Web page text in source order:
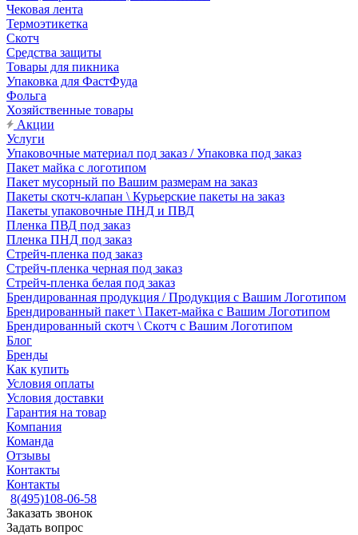
Чековая лента
Термоэтикетка
Скотч
Средства защиты
Товары для пикника
Упаковка для ФастФуда
Фольга
Хозяйственные товары
Акции
Услуги
Упаковочные материал под заказ / Упаковка под заказ
Пакет майка с логотипом
Пакет мусорный по Вашим размерам на заказ
Пакеты скотч-клапан \ Курьерские пакеты на заказ
Пакеты упаковочные ПНД и ПВД
Пленка ПВД под заказ
Пленка ПНД под заказ
Стрейч-пленка под заказ
Стрейч-пленка черная под заказ
Стрейч-пленка белая под заказ
Брендированная продукция / Продукция с Вашим Логотипом
Брендированный пакет \ Пакет-майка с Вашим Логотипом
Брендированный скотч \ Скотч с Вашим Логотипом
Блог
Бренды
Как купить
Условия оплаты
Условия доставки
Гарантия на товар
Компания
Команда
Отзывы
Контакты
Контакты
8(495)108-06-58
Заказать звонок
Задать вопрос